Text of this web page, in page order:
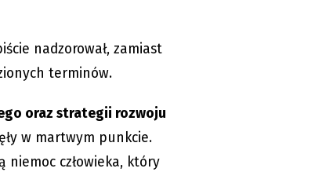
nadzorował, zamiast
terminów.
oraz strategii rozwoju
w martwym punkcie.
niemoc człowieka, który